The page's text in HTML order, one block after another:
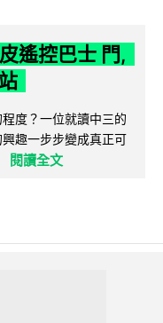
遙控巴士 門,
度？一位就讀中三的
趣一步步變成真正可
閱讀全文